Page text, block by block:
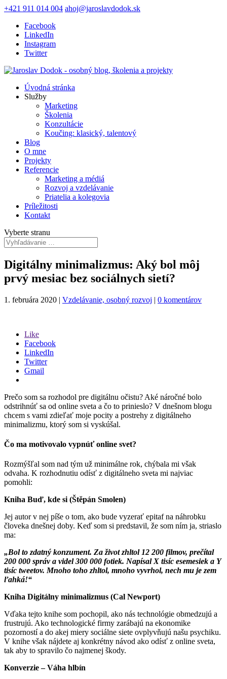
+421 911 014 004 ahoj@jaroslavdodok.sk
Facebook
LinkedIn
Instagram
Twitter
Úvodná stránka
Služby
Marketing
Školenia
Konzultácie
Koučing: klasický, talentový
Blog
O mne
Projekty
Referencie
Marketing a médiá
Rozvoj a vzdelávanie
Priatelia a kolegovia
Príležitosti
Kontakt
Vyberte stranu
Digitálny minimalizmus: Aký bol môj
prvý mesiac bez sociálnych sietí?
1. februára 2020 | Vzdelávanie, osobný rozvoj | 0 komentárov
Like
Facebook
LinkedIn
Twitter
Gmail
Prečo som sa rozhodol pre digitálnu očistu? Aké náročné bolo
odstrihnúť sa od online sveta a čo to prinieslo? V dnešnom blogu
chcem s vami zdieľať moje pocity a postrehy z digitálneho
minimalizmu, ktorý som si vyskúšal.
Čo ma motivovalo vypnúť online svet?
Rozmýšľal som nad tým už minimálne rok, chýbala mi však
odvaha. K rozhodnutiu odísť z digitálneho sveta mi najviac
pomohli:
Kniha Buď, kde si (Štěpán Smolen)
Jej autor v nej píše o tom, ako bude vyzerať epitaf na náhrobku
človeka dnešnej doby. Keď som si predstavil, že som ním ja, striaslo
ma:
„Bol to zdatný konzument. Za život zhltol 12 200 filmov, prečítal
200 000 správ a videl 300 000 fotiek. Napísal X tisíc esemesiek a Y
tisíc tweetov. Mnoho toho zhltol, mnoho vyvrhol, nech mu je zem
ľahká!“
Kniha Digitálny minimalizmus (Cal Newport)
Vďaka tejto knihe som pochopil, ako nás technológie obmedzujú a
frustrujú. Ako technologické firmy zarábajú na ekonomike
pozorností a do akej miery sociálne siete ovplyvňujú našu psychiku.
V knihe však nájdete aj konkrétny návod ako odísť z online sveta,
tak aby to spravilo čo najmenej škody.
Konverzie – Váha hlbín